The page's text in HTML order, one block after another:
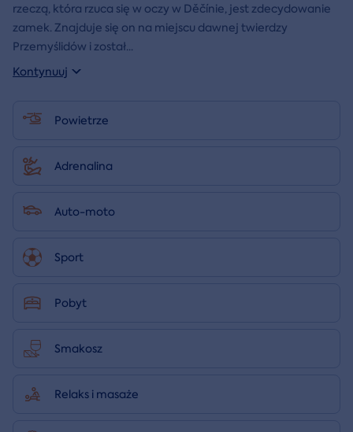
rzeczą, która rzuca się w oczy w Děčínie, jest zdecydowanie
zamek. Znajduje się on na miejscu dawnej twierdzy
Przemyślidów i został...
Kontynuuj
Powietrze
Adrenalina
Auto-moto
Sport
Pobyt
Smakosz
Relaks i masaże